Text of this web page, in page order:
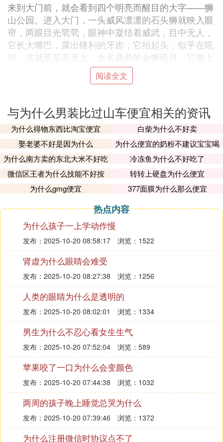
来到大门前，就会看到四个明亮而醒目的大字——狮
山公园。进入大门，一头威风凛凛的石头狮就映入眼
帘，两眼目光茕茕，眼神中凝结着威武，目中无人，
它长大嘴巴，露出锋利的牙齿，它抬起头，似乎在吼
叫，这就是至高无上，大名鼎鼎的金狮吼月，它身上
意味着狮山公园的象征，让人感觉如神来之笔。
沿着陡峭的石级往上走，就会看到各式各样的亭子，
乱。鹅软石铺成的石级真好看，整整齐齐，小草还闹
着玩捉迷藏，藏在里面，钻出脑袋，向微风彬彬有礼
地频频点头，微风吹在脸颊上，绿油油的小草就随风
飘动，翩翩起舞。
阳光像箭一样穿梭在树叶中，周围的大树笔直笔直的
站着，好似一位死心踏地为革命奋斗的战士。小花绽
开笑容，红仆仆的脸蛋映忖在太阳的大脸庞上，绿草
如茵，繁花似锦，真漂亮！这里的雕像数不胜数，每
个都栩栩如生，惟妙惟肖，但我最喜欢的就是花木兰
了，她女扮男装，替父从军，是巾帼鼎鼎大名的英
雄！周围画有一个游乐场，可以自由自在玩个够。
再在这里鸟瞰下方，一辆辆蚂蚁般的汽车川流不息，
来来往往，一座座高楼大厦拔地而起，一片片草地令
人心旷神怡。我爱狮山公园更爱金乡。
2. 作文狮山公园,模仿四年级的颐和园写的,5到6
个地方等,不少于5
今天阳光明媚，万里无云，妈妈带着姥爷和我去逛张
公山公园，听说“国际冰灯冰雕艺术节”在公园里举
办。
上午九点整，我们拿着照相机，提着矿泉水就准时出
发了。公园里已经来了许多人，也许是节日放假的原
因吧。
一进公园我们就急不可待地直奔冰雕馆，在馆前每个
人都穿上了厚厚的棉大衣，当工作人员打开冰雕馆的
阅读全文
与为什么男装比过山车便宜相关的资讯
为什么得物东西比淘宝便宜
白柴为什么不好卖
娶老婆不好是因为什么
为什么便宜的奶粉不建议宝宝喝
为什么南方卖的东北大米不好吃
冷冻鱼为什么不好吃了
微信区王者为什么技能不好按
转转上硬盘为什么便宜
为什么gmg便宜
377面膜为什么那么便宜
热点内容
为什么孩子一上学动作慢
发布：2025-10-20 08:58:17 浏览：1522
肾虚为什么眼睛会难受
发布：2025-10-20 08:27:38 浏览：1256
人类的眼睛为什么是透明的
发布：2025-10-20 08:02:01 浏览：1334
男生为什么不忍心看女生生气
发布：2025-10-20 07:52:04 浏览：589
苹果咬了一口为什么会变颜色
发布：2025-10-20 07:44:38 浏览：1032
两周的孩子晚上睡觉总哭为什么
发布：2025-10-20 07:39:46 浏览：1372
为什么注册微信时协议点不了